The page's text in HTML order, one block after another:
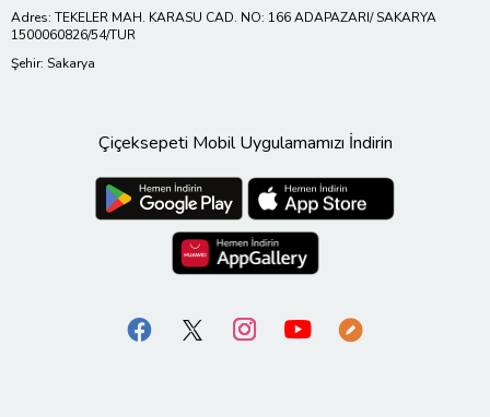
Adres: TEKELER MAH. KARASU CAD. NO: 166 ADAPAZARI/ SAKARYA
1500060826/54/TUR
Şehir: Sakarya
Çiçeksepeti Mobil Uygulamamızı İndirin